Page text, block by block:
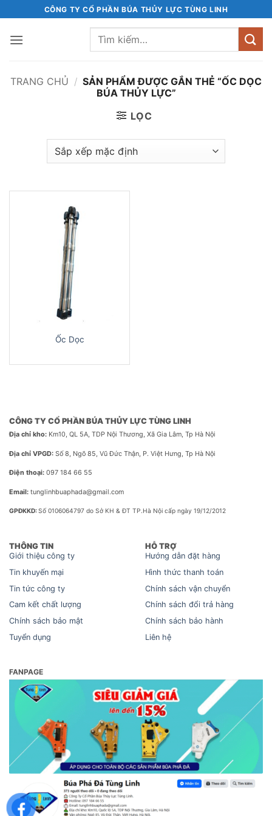
qua
nội
CÔNG TY CỔ PHẦN BÚA THỦY LỰC TÙNG LINH
Tìm
TRANG CHỦ / SẢN PHẨM ĐƯỢC GẮN THẺ “ỐC DỌC
BÚA THỦY LỰC”
LỌC
Ốc Dọc
CÔNG TY CỔ PHẦN BÚA THỦY LỰC TÙNG LINH
Địa chỉ kho: Km10, QL 5A, TDP Nội Thương, Xã Gia Lâm, Tp Hà Nội
Địa chỉ VPGD: Số 8, Ngõ 85, Vũ Đức Thận, P. Việt Hưng, Tp Hà Nội
Điện thoại: 097 184 66 55
Email: tunglinhbuaphada@gmail.com
GPĐKKD:Số 0106064797 do Sở KH & ĐT TP.Hà Nội cấp ngày 19/12/2012
THÔNG TIN
Giới thiệu công ty
Tin khuyến mại
Tin tức công ty
Cam kết chất lượng
Chính sách bảo mật
Tuyển dụng
HỖ TRỢ
Hướng dẫn đặt hàng
Hình thức thanh toán
Chính sách vận chuyển
Chính sách đổi trả hàng
Chính sách bảo hành
Liên hệ
FANPAGE